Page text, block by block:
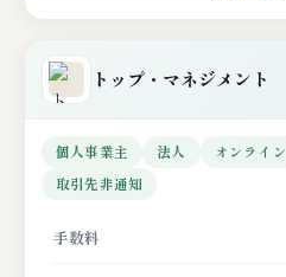
トップ・マネジメント
個人事業主 法人 オンライン
取引先非通知
手数料